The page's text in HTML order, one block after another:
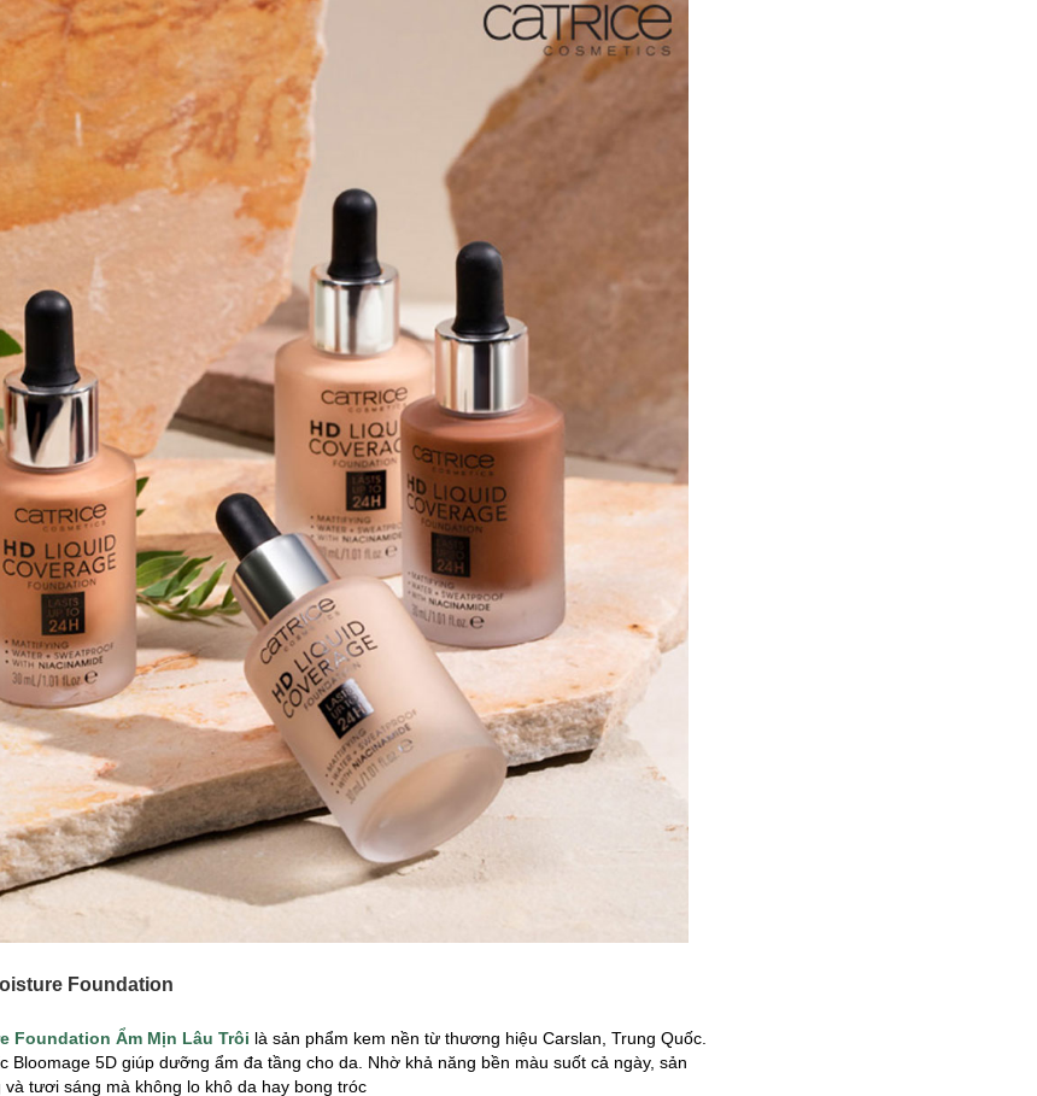
Foundation
Foundation Ẩm Mịn Lâu Trôi là sản phẩm kem nền từ thương hiệu Carslan, Trung Quốc.
Bloomage 5D giúp dưỡng ẩm đa tầng cho da. Nhờ khả năng bền màu suốt cả ngày, sản
tươi sáng mà không lo khô da hay bong tróc